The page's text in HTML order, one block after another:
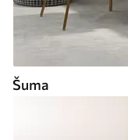
Šuma